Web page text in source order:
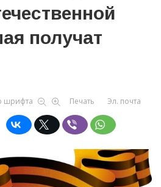
получат
шрифта
Печать Эл. почта